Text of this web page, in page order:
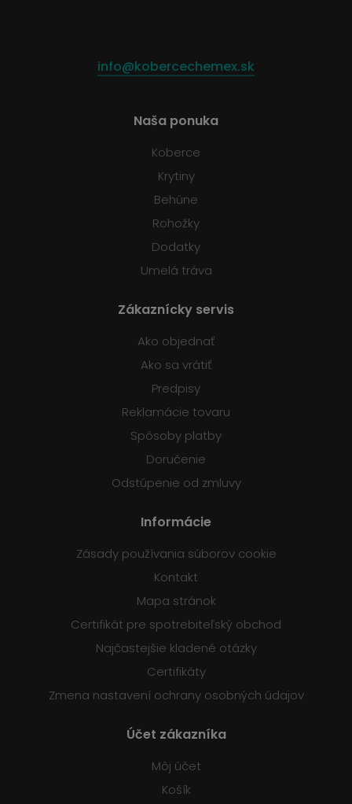
info@kobercechemex.sk
Naša ponuka
Koberce
Krytiny
Behúne
Rohožky
Dodatky
Umelá tráva
Zákaznícky servis
Ako objednať
Ako sa vrátiť
Predpisy
Reklamácie tovaru
Spôsoby platby
Doručenie
Odstúpenie od zmluvy
Informácie
Zásady používania súborov cookie
Kontakt
Mapa stránok
Certifikát pre spotrebiteľský obchod
Najčastejšie kladené otázky
Certifikáty
Zmena nastavení ochrany osobných údajov
Účet zákazníka
Môj účet
Košík